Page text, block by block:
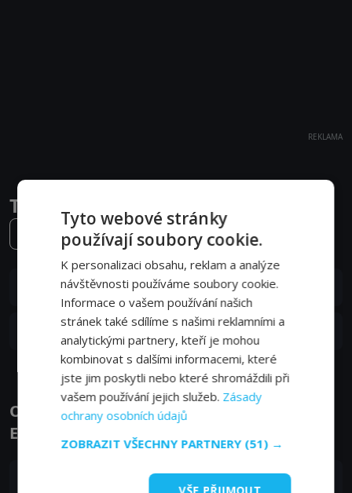
REKLAMA
Trajekt Estonia epizody
2. série
2. epizoda:2. epizoda
1. epizoda:1. epizoda
S02E01
Obsazení filmu nebo pořadu Trajekt
Estonia - Herci a tvůrci
Tyto webové stránky
používají soubory cookie.
K personalizaci obsahu, reklam a analýze
návštěvnosti používáme soubory cookie.
Informace o vašem používání našich
stránek také sdílíme s našimi reklamními a
analytickými partnery, kteří je mohou
kombinovat s dalšími informacemi, které
jste jim poskytli nebo které shromáždili při
vašem používání jejich služeb. Zásady
ochrany osobních údajů
ZOBRAZIT VŠECHNY PARTNERY (51) →
VŠE PŘIJMOUT